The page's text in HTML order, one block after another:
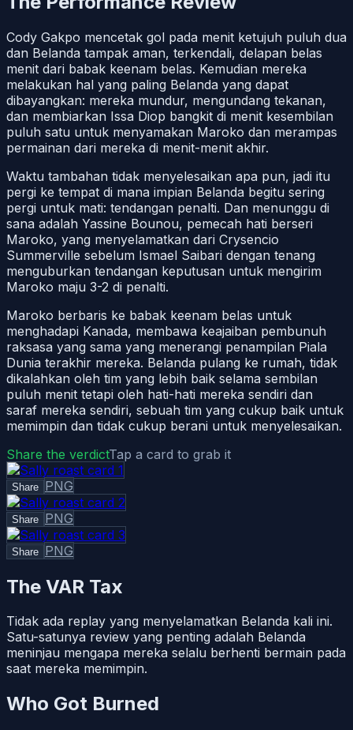
Cody Gakpo mencetak gol pada menit ketujuh puluh dua
dan Belanda tampak aman, terkendali, delapan belas
menit dari babak keenam belas. Kemudian mereka
melakukan hal yang paling Belanda yang dapat
dibayangkan: mereka mundur, mengundang tekanan,
dan membiarkan Issa Diop bangkit di menit kesembilan
puluh satu untuk menyamakan Maroko dan merampas
permainan dari mereka di menit-menit akhir.
Waktu tambahan tidak menyelesaikan apa pun, jadi itu
pergi ke tempat di mana impian Belanda begitu sering
pergi untuk mati: tendangan penalti. Dan menunggu di
sana adalah Yassine Bounou, pemecah hati berseri
Maroko, yang menyelamatkan dari Crysencio
Summerville sebelum Ismael Saibari dengan tenang
menguburkan tendangan keputusan untuk mengirim
Maroko maju 3-2 di penalti.
Maroko berbaris ke babak keenam belas untuk
menghadapi Kanada, membawa keajaiban pembunuh
raksasa yang sama yang menerangi penampilan Piala
Dunia terakhir mereka. Belanda pulang ke rumah, tidak
dikalahkan oleh tim yang lebih baik selama sembilan
puluh menit tetapi oleh hati-hati mereka sendiri dan
saraf mereka sendiri, sebuah tim yang cukup baik untuk
memimpin dan tidak cukup berani untuk menyelesaikan.
Share the verdictTap a card to grab it
Share PNG
Share PNG
Share PNG
The VAR Tax
Tidak ada replay yang menyelamatkan Belanda kali ini.
Satu-satunya review yang penting adalah Belanda
meninjau mengapa mereka selalu berhenti bermain pada
saat mereka memimpin.
Who Got Burned